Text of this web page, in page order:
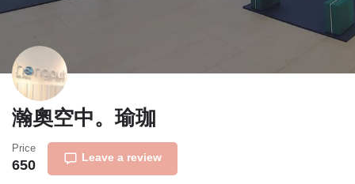
瀚奧空中。瑜珈
Price
650 Leave a review